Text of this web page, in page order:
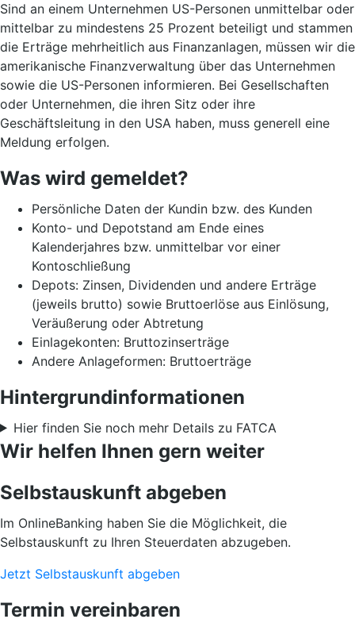
Sind an einem Unternehmen US-Personen unmittelbar oder
mittelbar zu mindestens 25 Prozent beteiligt und stammen
die Erträge mehrheitlich aus Finanzanlagen, müssen wir die
amerikanische Finanzverwaltung über das Unternehmen
sowie die US-Personen informieren. Bei Gesellschaften
oder Unternehmen, die ihren Sitz oder ihre
Geschäftsleitung in den USA haben, muss generell eine
Meldung erfolgen.
Was wird gemeldet?
Persönliche Daten der Kundin bzw. des Kunden
Konto- und Depotstand am Ende eines
Kalenderjahres bzw. unmittelbar vor einer
Kontoschließung
Depots: Zinsen, Dividenden und andere Erträge
(jeweils brutto) sowie Bruttoerlöse aus Einlösung,
Veräußerung oder Abtretung
Einlagekonten: Bruttozinserträge
Andere Anlageformen: Bruttoerträge
Hintergrundinformationen
Hier finden Sie noch mehr Details zu FATCA
Wir helfen Ihnen gern weiter
Selbstauskunft abgeben
Im OnlineBanking haben Sie die Möglichkeit, die
Selbstauskunft zu Ihren Steuerdaten abzugeben.
Jetzt Selbstauskunft abgeben
Termin vereinbaren